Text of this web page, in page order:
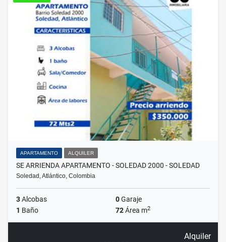
APARTAMENTO ALQUILER
SE ARRIENDA APARTAMENTO - SOLEDAD 2000 - SOLEDAD
Soledad, Atlántico, Colombia
3Alcobas 0Garaje
1 Baño 72Área m2
Alquiler